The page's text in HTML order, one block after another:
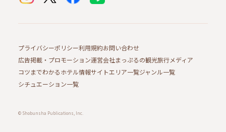
プライバシーポリシー利用規約お問い合わせ
広告掲載・プロモーション運営会社まっぷるの観光旅行メディア
コツまでわかるホテル情報サイトエリア一覧ジャンル一覧
シチュエーション一覧
© Shobunsha Publications, Inc.